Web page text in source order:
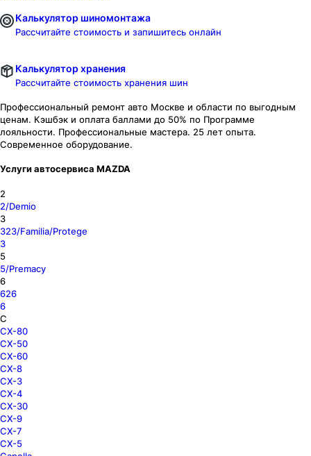
Калькулятор шиномонтажа
Рассчитайте стоимость и запишитесь онлайн
Калькулятор хранения
Рассчитайте стоимость хранения шин
Профессиональный ремонт авто Москве и области по выгодным
ценам. Кэшбэк и оплата баллами до 50% по Программе
лояльности. Профессиональные мастера. 25 лет опыта.
Современное оборудование.
Услуги автосервиса MAZDA
2
2/Demio
3
323/Familia/Protege
3
5
5/Premacy
6
626
6
C
CX-80
CX-50
CX-60
CX-8
CX-3
CX-4
CX-30
CX-9
CX-7
CX-5